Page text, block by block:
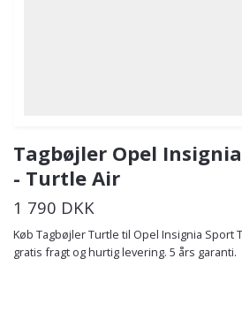
Tagbøjler Opel
- Turtle Air
1 790 DKK
Køb Tagbøjler Turtle til Opel Insignia Sport
gratis fragt og hurtig levering. 5 års garanti.